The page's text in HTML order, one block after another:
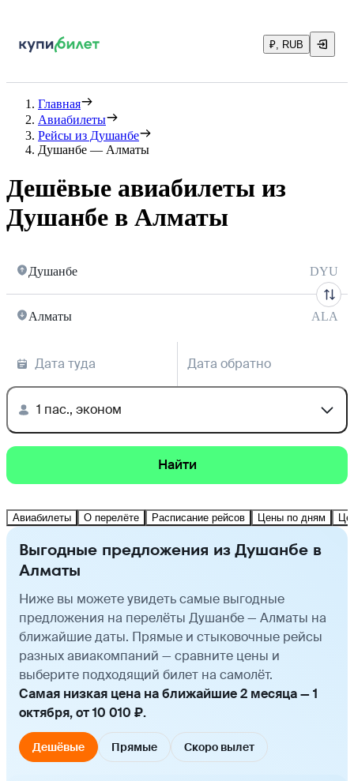
₽, RUB
Главная
Авиабилеты
Рейсы из Душанбе
Душанбе — Алматы
Дешёвые авиабилеты из
Душанбе в Алматы
Душанбе DYU
Алматы ALA
Дата туда Дата обратно
1 пас., эконом
Найти
Авиабилеты О перелёте Расписание рейсов Цены по дням
Выгодные предложения из Душанбе в
Алматы
Ниже вы можете увидеть самые выгодные
предложения на перелёты Душанбе — Алматы на
ближайшие даты. Прямые и стыковочные рейсы
разных авиакомпаний — сравните цены и
выберите подходящий билет на самолёт.
Самая низкая цена на ближайшие 2 месяца — 1
октября, от 10 010 ₽.
Дешёвые Прямые Скоро вылет